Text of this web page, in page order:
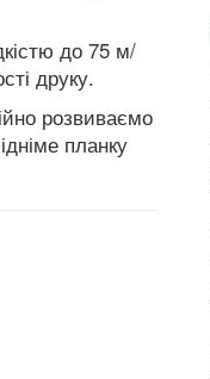
до 75 м/
друку.
розвиваємо
планку